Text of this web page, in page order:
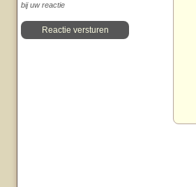
bij uw reactie